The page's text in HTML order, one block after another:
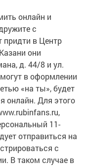
онлайн и
с
придти в Центр
они
д. 44/8 и ул.
в оформлении
«на ты», будет
онлайн. Для этого
11-
отправиться на
с
В таком случае в